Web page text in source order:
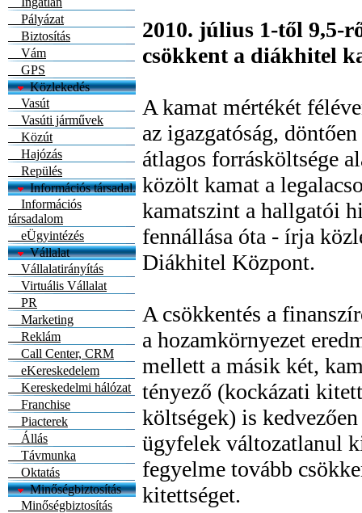
Pályázat
Biztosítás
Vám
GPS
Közlekedés
Vasút
Vasúti járművek
Közút
Hajózás
Repülés
Információs társadal.
Információs
társadalom
eÜgyintézés
Vállalat
Vállalatirányítás
Virtuális Vállalat
PR
Marketing
Reklám
Call Center, CRM
eKereskedelem
Kereskedelmi hálózat
Franchise
Piacterek
Állás
Távmunka
Oktatás
Minőségbiztosítás
Minőségbiztosítás
2010. július 1-től 9,5-
csökkent a diákhitel
A kamat mértékét
az igazgatóság,
átlagos forrásköltsége
közölt kamat a
kamatszint a hallgatói
fennállása óta - írja
Diákhitel Központ.
A csökkentés a
a hozamkörnyezet
mellett a másik két,
tényező (kockázati
költségek) is
ügyfelek változatlanul
fegyelme tovább
kitettséget.